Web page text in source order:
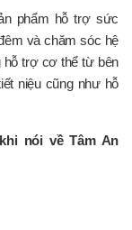
phẩm hỗ trợ sức
và chăm sóc hệ
hỗ trợ cơ thể từ bên
niệu cũng như hỗ
nói về Tâm An